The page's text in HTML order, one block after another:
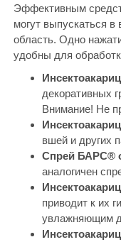
Эффективным
могут выпускаться
область. Одно
удобны для
декоративных
Внимание! Не
вшей и других
Спрей БАРС®
аналогичен
приводит к их
увлажняющим